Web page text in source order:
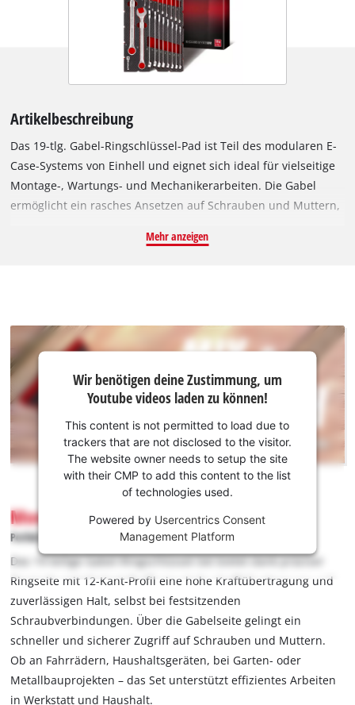
Artikelbeschreibung
Das 19-tlg. Gabel-Ringschlüssel-Pad ist Teil des modularen E-
Case-Systems von Einhell und eignet sich ideal für vielseitige
Montage-, Wartungs- und Mechanikerarbeiten. Die Gabel
ermöglicht ein rasches Ansetzen auf Schrauben und Muttern,
zuverlässiges Lösen oder Festziehen auch bei hohen
50, wodurch sie besonders langlebig und belastbar sind. Die
satinierte Oberfläche verleiht den Werkzeugen nicht nur eine
ansprechende Optik, sondern sorgt zudem für einen sicheren
Halt auch bei öligen Händen. Die Größen reichen von 6 bis 27
mm und decken damit sämtliche gängigen Schraubarbeiten
im Heimwerker- und Mechanikerbereich ab. Jeder Schlüssel
ist mit der Größenangabe gestempelt, was eine schnelle
Orientierung ermöglicht. Alle Werkzeuge sind in einem Pad
aus formstabilem EVA-Schaum mit hochwertiger Oberfläche in
Carbon-Optik verstaut. Durch die passgenauen Aussparungen
bleibt jedes Teil sicher an seinem Platz – ideal für den
geschützten Transport und eine übersichtliche
Aufbewahrung. Das Pad ist exakt auf die Maße des E-Case S-F
abgestimmt und lässt sich einfach entnehmen oder
austauschen. Dabei kann der Koffer je nach Bedarf mit bis zu
zwei Pads individuell bestückt werden. Egal ob Möbelaufbau,
Arbeiten an Gartenmaschinen, Fahrrädern oder
Haushaltsreparaturen: Das 22-tlg. Gabel-Ringschlüssel-Set ist
die perfekte Wahl für präzise Schraubarbeiten im Innen- und
Außenbereich.
Mehr anzeigen
benötigen
deine
Zustimmung,
um Youtube
laden zu
können!
This
content
is
not
permitted
to
load
due
to
trackers
are
Wir benötigen deine Zustimmung, um
Youtube videos laden zu können!
This content is not permitted to load due to
trackers that are not disclosed to the visitor.
The website owner needs to setup the site
with their CMP to add this content to the list
of technologies used.
Powered by Usercentrics Consent
Management Platform
Montage leicht gemacht
Perfekt für Wartung und Reparatur
Das 19-teilige Gabel-Ringschlüssel-Set bietet dank präziser
Ringseite mit 12-Kant-Profil eine hohe Kraftübertragung und
zuverlässigen Halt, selbst bei festsitzenden
Schraubverbindungen. Über die Gabelseite gelingt ein
schneller und sicherer Zugriff auf Schrauben und Muttern.
Ob an Fahrrädern, Haushaltsgeräten, bei Garten- oder
Metallbauprojekten – das Set unterstützt effizientes Arbeiten
in Werkstatt und Haushalt.